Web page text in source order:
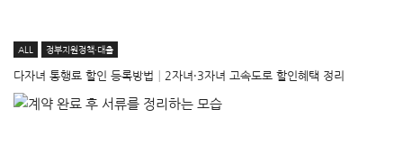
ALL 정부지원정책·대출
다자녀 통행료 할인 등록방법│2자녀·3자녀 고속도로 할인혜택 정리